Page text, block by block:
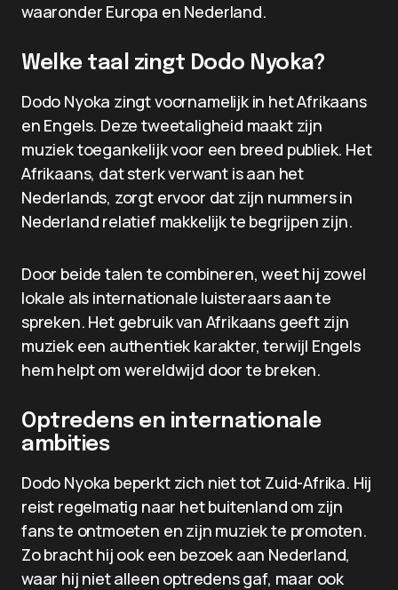
waaronder Europa en Nederland.
Welke taal zingt Dodo Nyoka?
Dodo Nyoka zingt voornamelijk in het Afrikaans
en Engels. Deze tweetaligheid maakt zijn
muziek toegankelijk voor een breed publiek. Het
Afrikaans, dat sterk verwant is aan het
Nederlands, zorgt ervoor dat zijn nummers in
Nederland relatief makkelijk te begrijpen zijn.
Door beide talen te combineren, weet hij zowel
lokale als internationale luisteraars aan te
spreken. Het gebruik van Afrikaans geeft zijn
muziek een authentiek karakter, terwijl Engels
hem helpt om wereldwijd door te breken.
Optredens en internationale
ambities
Dodo Nyoka beperkt zich niet tot Zuid-Afrika. Hij
reist regelmatig naar het buitenland om zijn
fans te ontmoeten en zijn muziek te promoten.
Zo bracht hij ook een bezoek aan Nederland,
waar hij niet alleen optredens gaf, maar ook